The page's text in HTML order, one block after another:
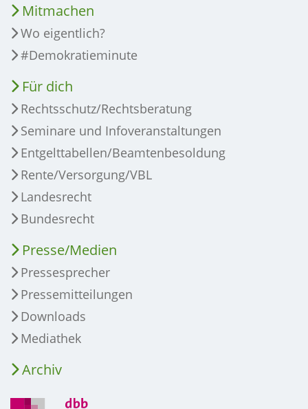
Mitmachen
Wo eigentlich?
#Demokratieminute
Für dich
Rechtsschutz/Rechtsberatung
Seminare und Infoveranstaltungen
Entgelttabellen/Beamtenbesoldung
Rente/Versorgung/VBL
Landesrecht
Bundesrecht
Presse/Medien
Pressesprecher
Pressemitteilungen
Downloads
Mediathek
Archiv